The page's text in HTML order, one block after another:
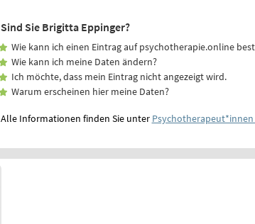
Sind Sie Brigitta Eppinger?
Wie kann ich einen Eintrag auf psychotherapie.online
Wie kann ich meine Daten ändern?
Ich möchte, dass mein Eintrag nicht angezeigt wird.
Warum erscheinen hier meine Daten?
Alle Informationen finden Sie unter